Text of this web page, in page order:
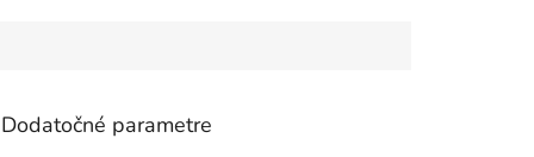
Dodatočné parametre